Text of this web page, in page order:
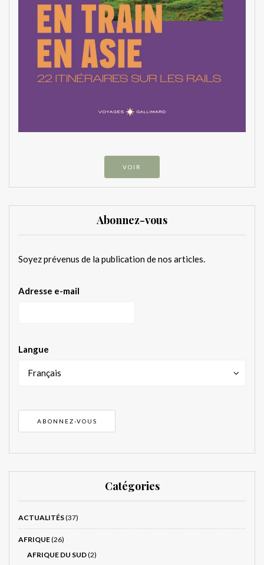
VOIR
Abonnez-vous
Soyez prévenus de la publication de nos articles.
Adresse e-mail
Langue
Français
Catégories
ACTUALITÉS(37)
AFRIQUE(26)
AFRIQUE DU SUD(2)